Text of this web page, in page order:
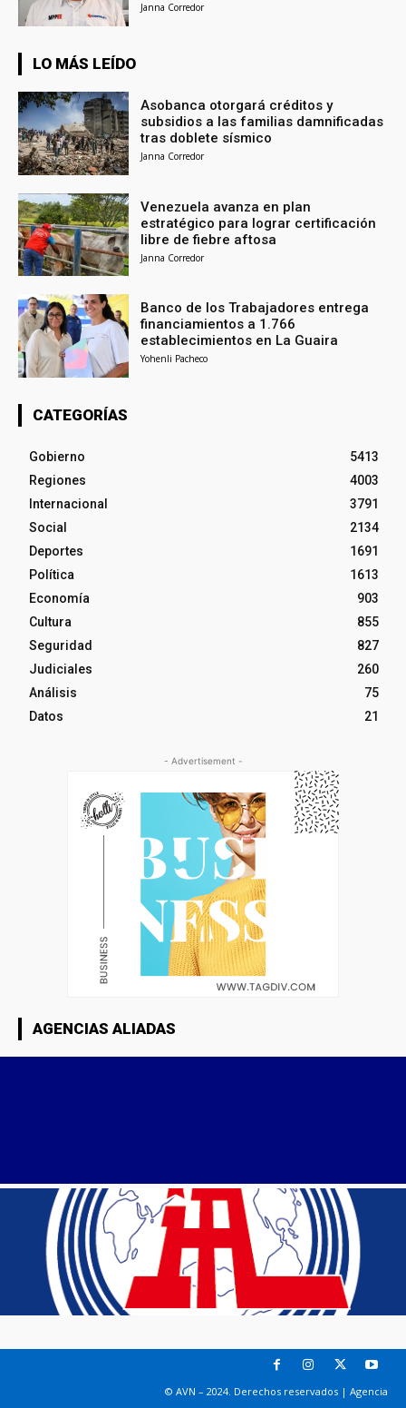
Janna Corredor
LO MÁS LEÍDO
Asobanca otorgará créditos y
subsidios a las familias damnificadas
tras doblete sísmico
Janna Corredor
Venezuela avanza en plan
estratégico para lograr certificación
libre de fiebre aftosa
Janna Corredor
Banco de los Trabajadores entrega
financiamientos a 1.766
establecimientos en La Guaira
Yohenli Pacheco
CATEGORÍAS
Gobierno
5413
Regiones
4003
Internacional
3791
Social
2134
Deportes
1691
Política
1613
Economía
903
Cultura
855
Seguridad
827
Judiciales
260
Análisis
75
Datos
21
- Advertisement -
AGENCIAS ALIADAS
© AVN – 2024. Derechos reservados | Agencia